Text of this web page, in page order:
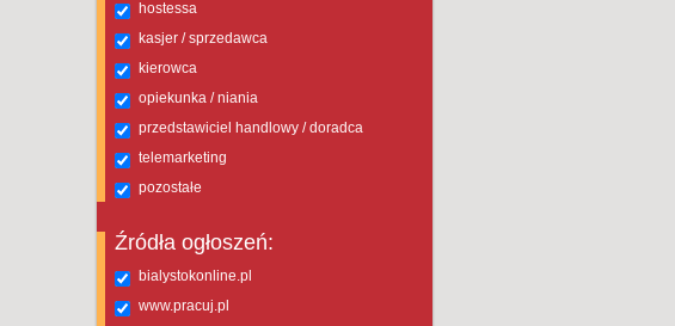
hostessa
kasjer / sprzedawca
kierowca
opiekunka / niania
przedstawiciel handlowy / doradca
telemarketing
pozostałe
Źródła ogłoszeń:
bialystokonline.pl
www.pracuj.pl